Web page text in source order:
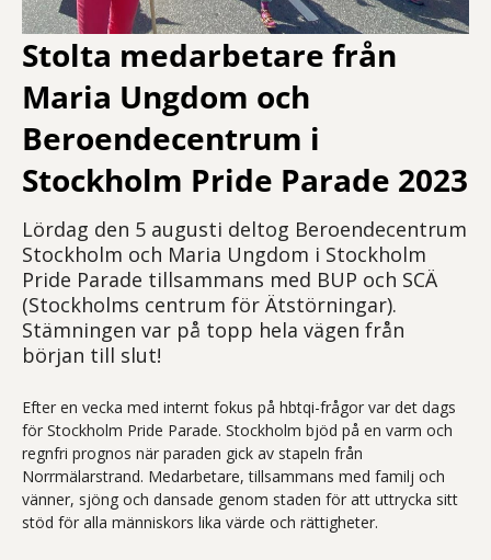
Stolta medarbetare från
Maria Ungdom och
Beroendecentrum i
Stockholm Pride Parade 2023
Lördag den 5 augusti deltog Beroendecentrum
Stockholm och Maria Ungdom i Stockholm
Pride Parade tillsammans med BUP och SCÄ
(Stockholms centrum för Ätstörningar).
Stämningen var på topp hela vägen från
början till slut!
Efter en vecka med internt fokus på hbtqi-frågor var det dags
för Stockholm Pride Parade. Stockholm bjöd på en varm och
regnfri prognos när paraden gick av stapeln från
Norrmälarstrand. Medarbetare, tillsammans med familj och
vänner, sjöng och dansade genom staden för att uttrycka sitt
stöd för alla människors lika värde och rättigheter.